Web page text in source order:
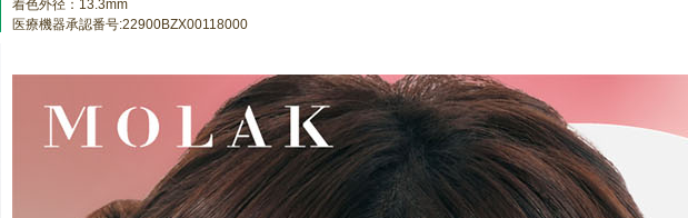
着色外径：13.3mm
医療機器承認番号:22900BZX00118000